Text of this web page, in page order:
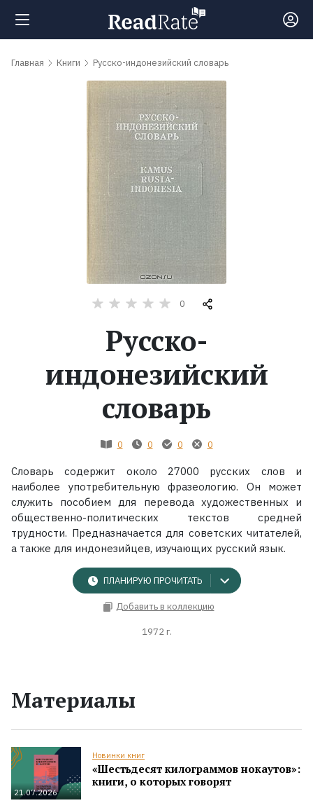
Поиск
Серии
Коллекции
Главная Книги Русско-индонезийский словарь
0
Русско-
индонезийский
словарь
0 0 0 0
Словарь содержит около 27000 русских слов и
наиболее употребительную фразеологию. Он может
служить пособием для перевода художественных и
общественно-политических текстов средней
трудности. Предназначается для советских читателей,
а также для индонезийцев, изучающих русский язык.
ПЛАНИРУЮ ПРОЧИТАТЬ
Добавить в коллекцию
1972 г.
Материалы
21.07.2026
Новинки книг
«Шестьдесят килограммов нокаутов»:
книги, о которых говорят